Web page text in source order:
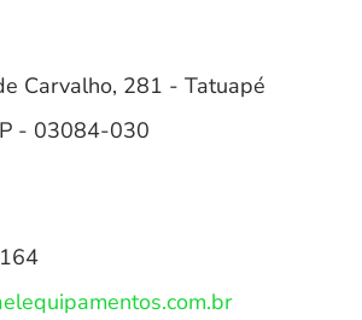
Carvalho, 281 - Tatuapé
- 03084-030